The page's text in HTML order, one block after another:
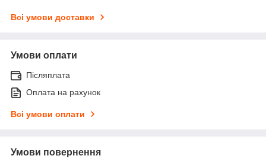
Всі умови доставки
Умови оплати
Післяплата
Оплата на рахунок
Всі умови оплати
Умови повернення